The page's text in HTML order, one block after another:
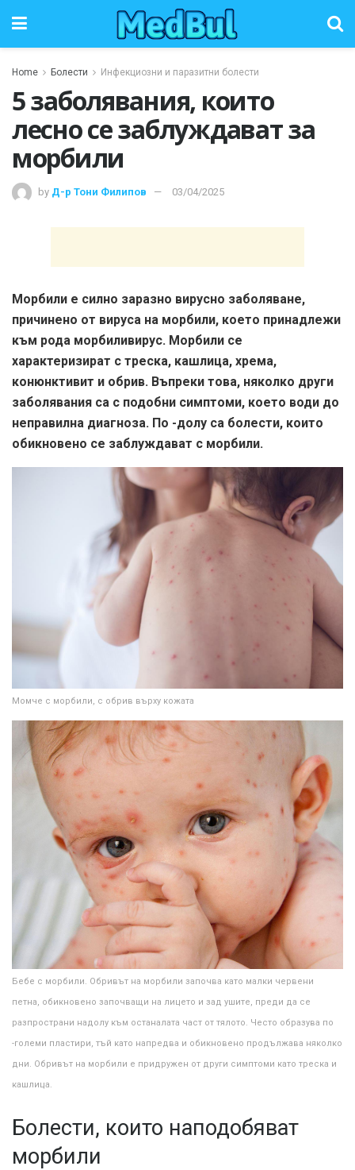
Home Болести Инфекциозни и паразитни болести
5 заболявания, които
лесно се заблуждават за
морбили
by Д-р Тони Филипов 03/04/2025
Морбили е силно заразно вирусно заболяване,
причинено от вируса на морбили, което принадлежи
към рода морбиливирус. Морбили се
характеризират с треска, кашлица, хрема,
конюнктивит и обрив. Въпреки това, няколко други
заболявания са с подобни симптоми, което води до
неправилна диагноза. По -долу са болести, които
обикновено се заблуждават с морбили.
Момче с морбили, с обрив върху кожата
Бебе с морбили. Обривът на морбили започва като малки червени
петна, обикновено започващи на лицето и зад ушите, преди да се
разпространи надолу към останалата част от тялото. Често образува по
-големи пластири, тъй като напредва и обикновено продължава няколко
дни. Обривът на морбили е придружен от други симптоми като треска и
кашлица.
Болести, които наподобяват
морбили